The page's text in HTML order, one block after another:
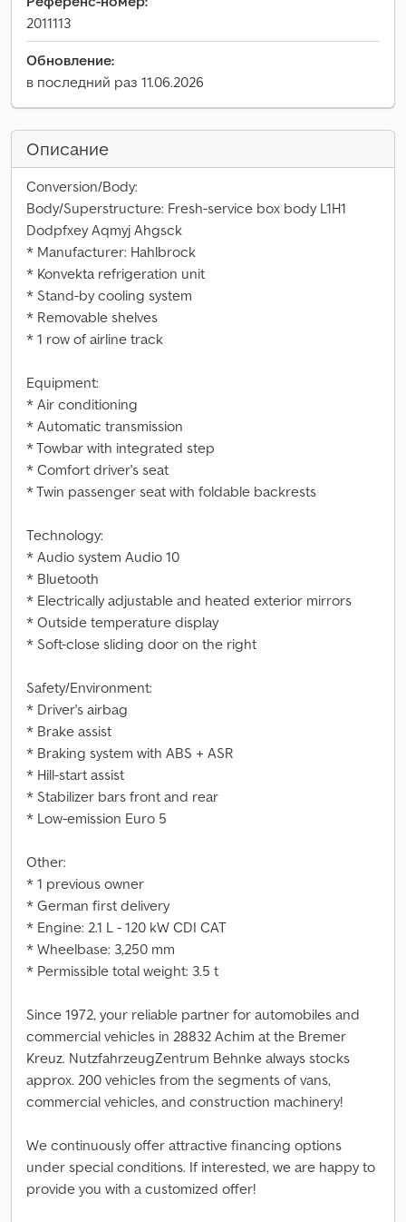
2011113
Обновление:
в последний раз 11.06.2026
Описание
Conversion/Body:
Body/Superstructure: Fresh-service box body L1H1
Dodpfxey Aqmyj Ahgsck
* Manufacturer: Hahlbrock
* Konvekta refrigeration unit
* Stand-by cooling system
* Removable shelves
* 1 row of airline track
Equipment:
* Air conditioning
* Automatic transmission
* Towbar with integrated step
* Comfort driver's seat
* Twin passenger seat with foldable backrests
Technology:
* Audio system Audio 10
* Bluetooth
* Electrically adjustable and heated exterior mirrors
* Outside temperature display
* Soft-close sliding door on the right
Safety/Environment:
* Driver's airbag
* Brake assist
* Braking system with ABS + ASR
* Hill-start assist
* Stabilizer bars front and rear
* Low-emission Euro 5
Other:
* 1 previous owner
* German first delivery
* Engine: 2.1 L - 120 kW CDI CAT
* Wheelbase: 3,250 mm
* Permissible total weight: 3.5 t
Since 1972, your reliable partner for automobiles and
commercial vehicles in 28832 Achim at the Bremer
Kreuz. NutzfahrzeugZentrum Behnke always stocks
approx. 200 vehicles from the segments of vans,
commercial vehicles, and construction machinery!
We continuously offer attractive financing options
under special conditions. If interested, we are happy to
provide you with a customized offer!